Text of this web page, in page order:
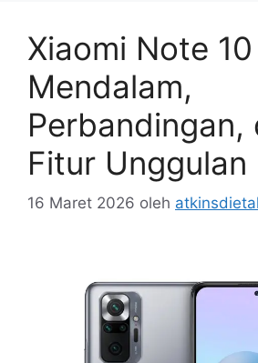
Xiaomi Note
Mendalam,
Perbandingan,
Fitur Unggulan
16 Maret 2026 oleh